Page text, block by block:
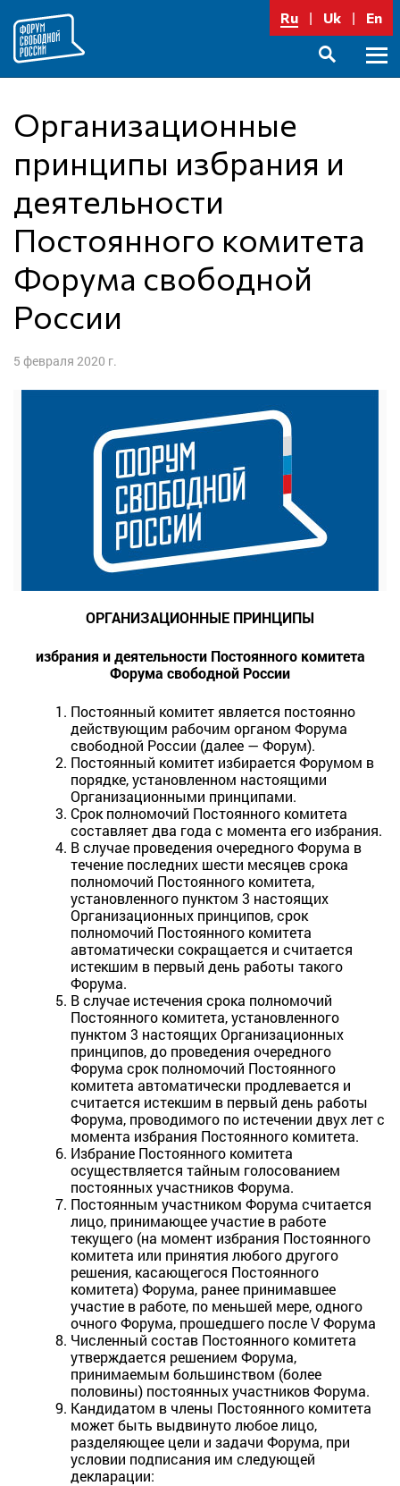
содержимому
Ru Uk En
Организационные
принципы избрания и
деятельности
Постоянного комитета
Форума свободной
России
5 февраля 2020 г.
ОРГАНИЗАЦИОННЫЕ ПРИНЦИПЫ
избрания и деятельности Постоянного комитета
Форума свободной России
Постоянный комитет является постоянно
действующим рабочим органом Форума
свободной России (далее — Форум).
Постоянный комитет избирается Форумом в
порядке, установленном настоящими
Организационными принципами.
Срок полномочий Постоянного комитета
составляет два года с момента его избрания.
В случае проведения очередного Форума в
течение последних шести месяцев срока
полномочий Постоянного комитета,
установленного пунктом 3 настоящих
Организационных принципов, срок
полномочий Постоянного комитета
автоматически сокращается и считается
истекшим в первый день работы такого
Форума.
В случае истечения срока полномочий
Постоянного комитета, установленного
пунктом 3 настоящих Организационных
принципов, до проведения очередного
Форума срок полномочий Постоянного
комитета автоматически продлевается и
считается истекшим в первый день работы
Форума, проводимого по истечении двух лет с
момента избрания Постоянного комитета.
Избрание Постоянного комитета
осуществляется тайным голосованием
постоянных участников Форума.
Постоянным участником Форума считается
лицо, принимающее участие в работе
текущего (на момент избрания Постоянного
комитета или принятия любого другого
решения, касающегося Постоянного
комитета) Форума, ранее принимавшее
участие в работе, по меньшей мере, одного
очного Форума, прошедшего после V Форума
Численный состав Постоянного комитета
утверждается решением Форума,
принимаемым большинством (более
половины) постоянных участников Форума.
Кандидатом в члены Постоянного комитета
может быть выдвинуто любое лицо,
разделяющее цели и задачи Форума, при
условии подписания им следующей
декларации: